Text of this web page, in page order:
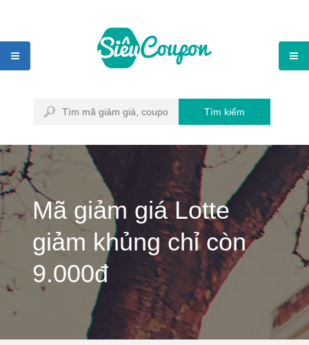
Tìm kiếm
Mã giảm giá Lotte
giảm khủng chỉ còn
9.000đ